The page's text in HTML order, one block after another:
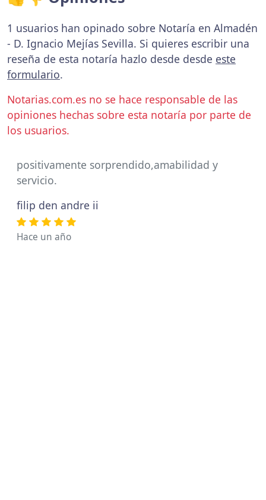
1 usuarios han opinado sobre Notaría en Almadén
- D. Ignacio Mejías Sevilla. Si quieres escribir una
reseña de esta notaría hazlo desde desde este
formulario.
Notarias.com.es no se hace responsable de las
opiniones hechas sobre esta notaría por parte de
los usuarios.
positivamente sorprendido,amabilidad y
servicio.
filip den andre ii
Hace un año